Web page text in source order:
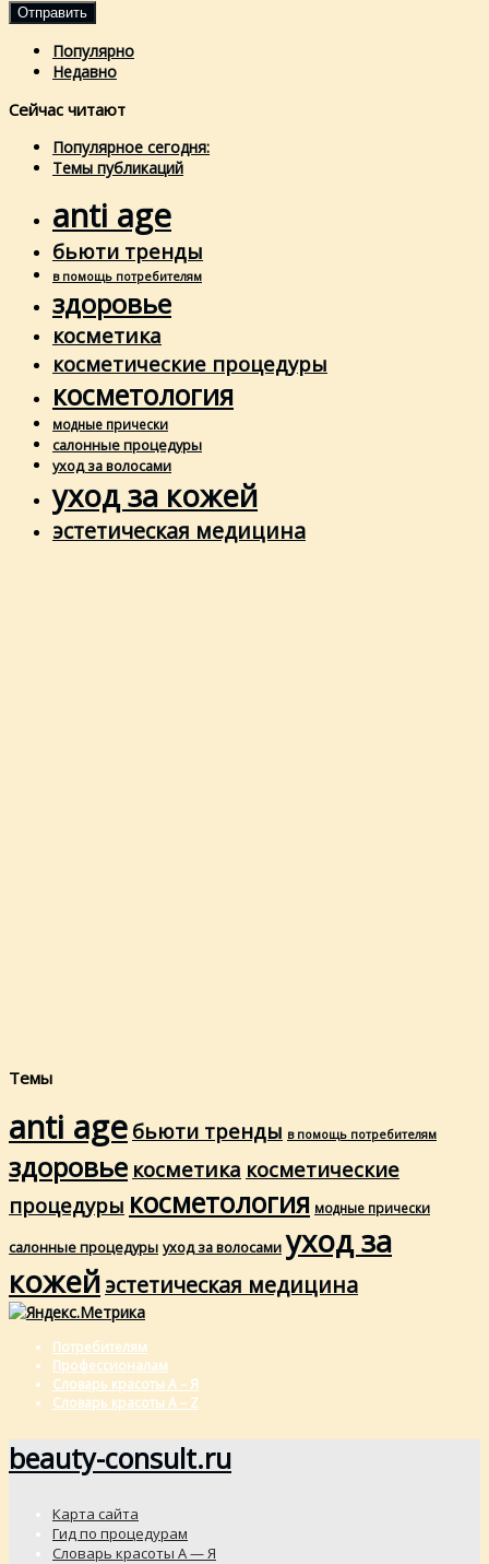
Популярно
Недавно
Сейчас читают
Популярное сегодня:
Темы публикаций
anti age
бьюти тренды
в помощь потребителям
здоровье
косметика
косметические процедуры
косметология
модные прически
салонные процедуры
уход за волосами
уход за кожей
эстетическая медицина
Темы
anti age бьюти тренды в помощь потребителям
здоровье косметика косметические
процедуры косметология модные прически
салонные процедуры уход за волосами уход за
кожейэстетическая медицина
Потребителям
Профессионалам
Словарь красоты А – Я
Словарь красоты A – Z
beauty-consult.ru
Карта сайта
Гид по процедурам
Словарь красоты А — Я